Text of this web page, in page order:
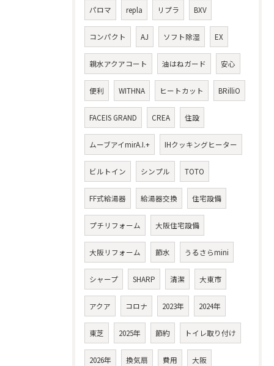
パロマ repla リプラ BXV
コンパクト AJ ソフト除湿 EX
親水アクアコート 油はねガード 安心
便利 WITHNA ヒートカット BRilliO
FACEIS GRAND CREA 住設
ムーブアイmirA.I.+ IHクッキングヒーター
ビルトイン シンプル TOTO
FF式給湯器 給湯器交換 住宅設備
プチリフォーム 大阪住宅設備
大阪リフォーム 節水 うるさらmini
シャープ SHARP 清潔 大東市
アクア コロナ 2023年 2024年
東芝 2025年 節約 トイレ取り付け
2026年 換気扇 費用 大阪